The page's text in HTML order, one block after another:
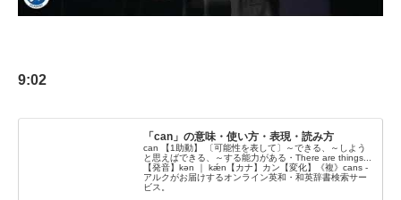
9:02
「can」の意味・使い方・表現・読み方
can 【1助動】 〔可能性を表して〕～できる、～しよう
と思えばできる、～する能力がある・There are things...
【発音】kən ｜ kǽn【カナ】カン【変化】《複》cans -
アルクがお届けするオンライン英和・和英辞書検索サー
ビス。